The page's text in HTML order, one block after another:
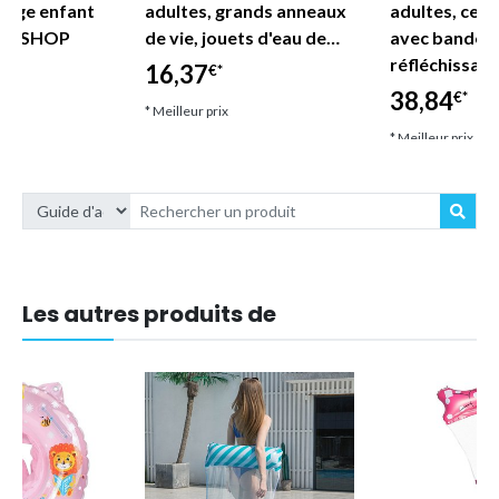
enfant
SHOP
adultes, grands anneaux
de vie, jouets d'eau de…
16,37€*
* Meilleur prix
adultes,
avec bandes
38,84€*
* Meilleur prix
Les autres produits de